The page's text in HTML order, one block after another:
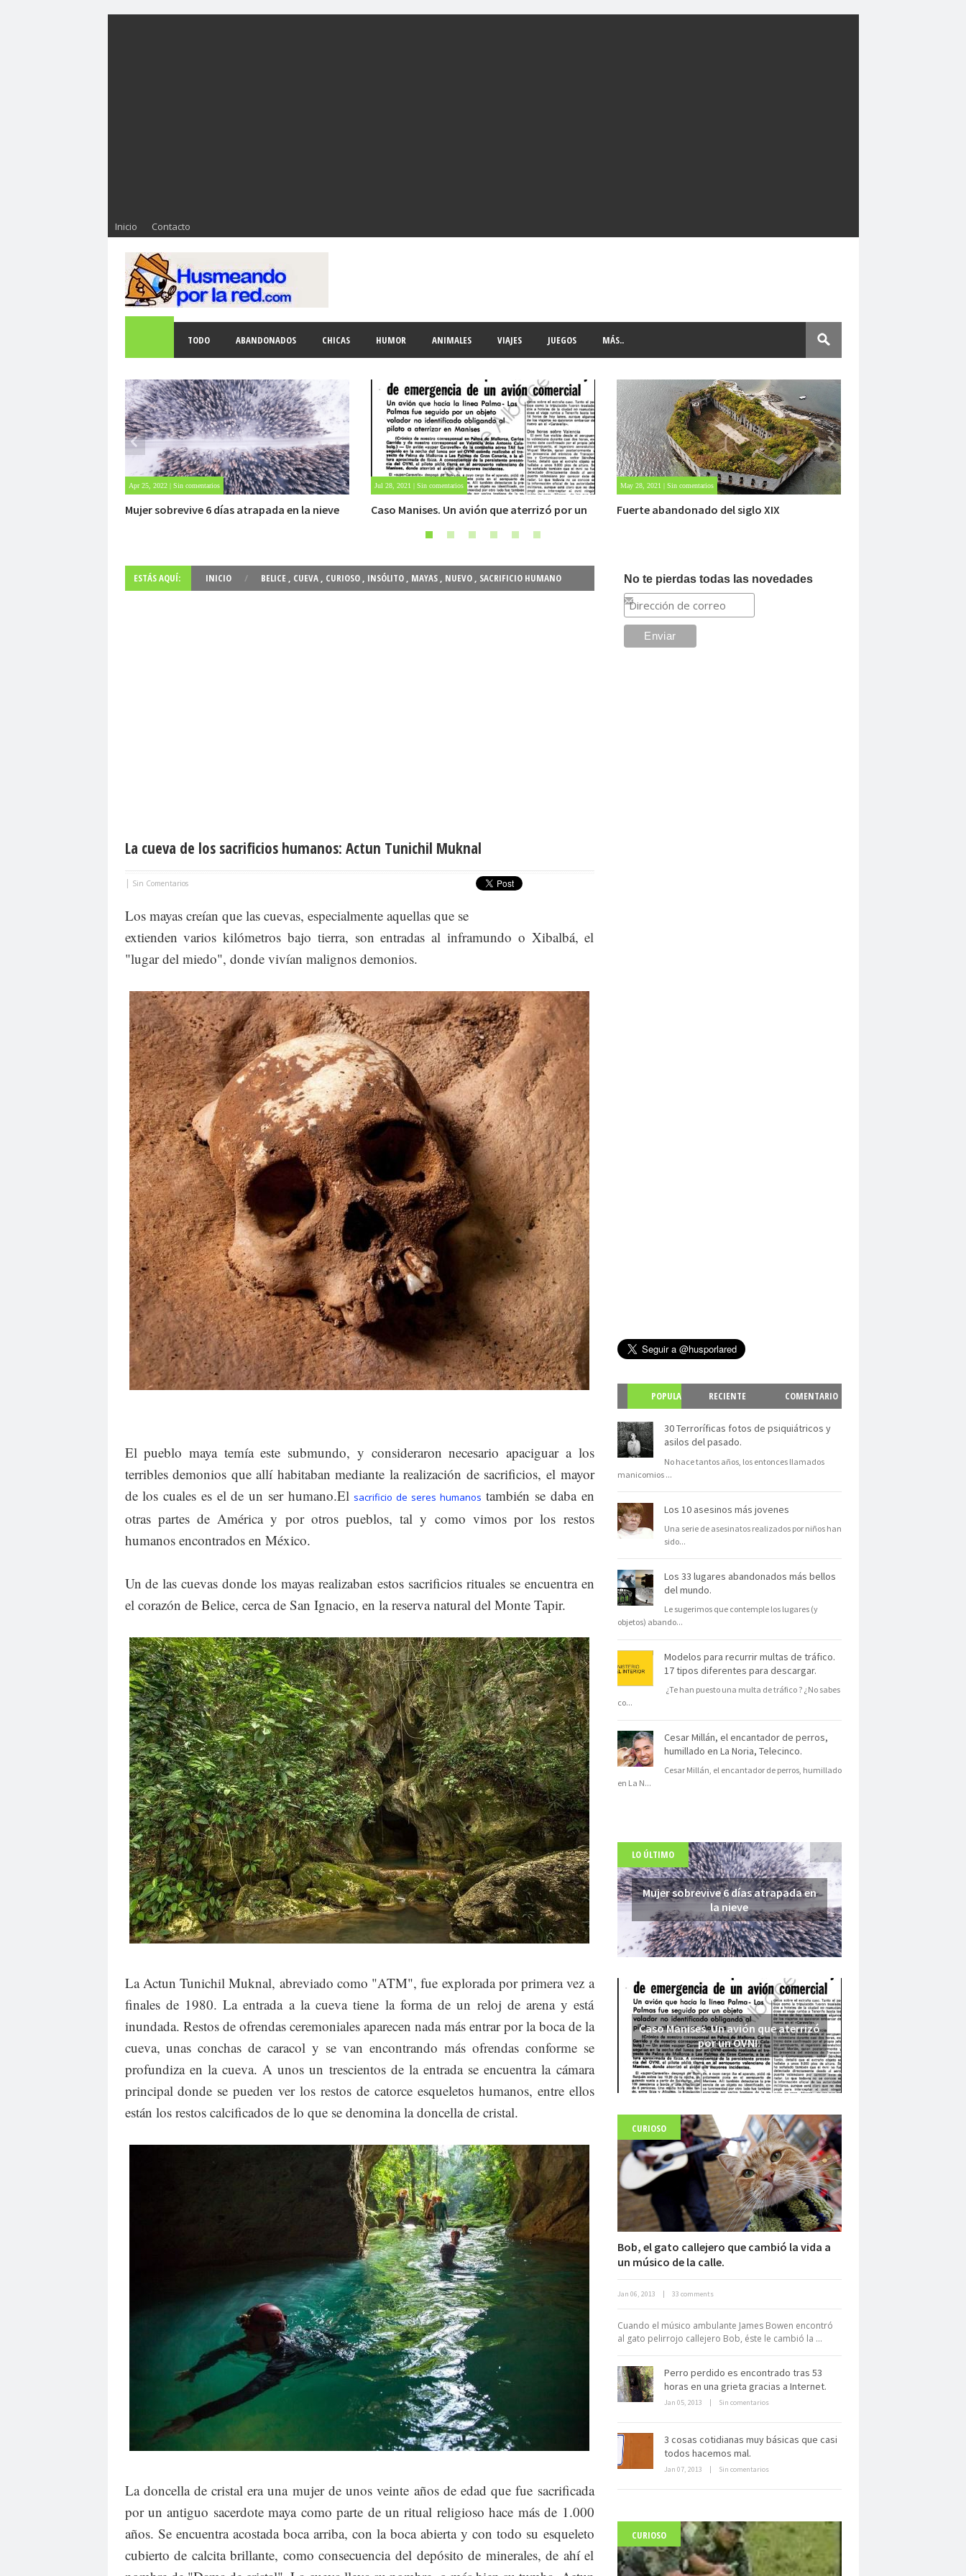
Inicio Contacto
TODO ABANDONADOS CHICAS HUMOR ANIMALES VIAJES JUEGOS MÁS..
6 días atrapada en la nieve
Jul 28, 2021 | Sin comentarios
Caso Manises. Un avión que aterrizó por un
May 28, 2021 | Sin comentarios
Fuerte abandonado del siglo XIX
Oct 23, 2020 | Sin comentarios
Dentro de un manicomio abandonado
ESTÁS AQUÍ: INICIO / BELICE , CUEVA , CURIOSO , INSÓLITO , MAYAS , NUEVO , SACRIFICIO HUMANO
La cueva de los sacrificios humanos: Actun Tunichil Muknal
| Sin Comentarios
Los mayas creían que las cuevas, especialmente aquellas que se
extienden varios kilómetros bajo tierra, son entradas al inframundo o Xibalbá, el
"lugar del miedo", donde vivían malignos demonios.
El pueblo maya temía este submundo, y consideraron necesario apaciguar a los
terribles demonios que allí habitaban mediante la realización de sacrificios, el mayor
de los cuales es el de un ser humano.El sacrificio de seres humanos también se daba en
otras partes de América y por otros pueblos, tal y como vimos por los restos
humanos encontrados en México.
Un de las cuevas donde los mayas realizaban estos sacrificios rituales se encuentra en
el corazón de Belice, cerca de San Ignacio, en la reserva natural del Monte Tapir.
La Actun Tunichil Muknal, abreviado como "ATM", fue explorada por primera vez a
finales de 1980. La entrada a la cueva tiene la forma de un reloj de arena y está
inundada. Restos de ofrendas ceremoniales aparecen nada más entrar por la boca de la
cueva, unas conchas de caracol y se van encontrando más ofrendas conforme se
profundiza en la cueva. A unos un trescientos de la entrada se encuentra la cámara
principal donde se pueden ver los restos de catorce esqueletos humanos, entre ellos
están los restos calcificados de lo que se denomina la doncella de cristal.
La doncella de cristal era una mujer de unos veinte años de edad que fue sacrificada
por un antiguo sacerdote maya como parte de un ritual religioso hace más de 1.000
años. Se encuentra acostada boca arriba, con la boca abierta y con todo su esqueleto
cubierto de calcita brillante, como consecuencia del depósito de minerales, de ahí el
No te pierdas todas las novedades
POPULA
R
RECIENTE
COMENTARIO
S
30 Terroríficas fotos de psiquiátricos y
asilos del pasado.
No hace tantos años, los entonces llamados
manicomios ...
Los 10 asesinos más jovenes
Una serie de asesinatos realizados por niños han
sido...
Los 33 lugares abandonados más bellos
del mundo.
Le sugerimos que contemple los lugares (y
objetos) abando...
Modelos para recurrir multas de tráfico.
17 tipos diferentes para descargar.
¿Te han puesto una multa de tráfico ? ¿No sabes
co...
Cesar Millán, el encantador de perros,
humillado en La Noria, Telecinco.
Cesar Millán, el encantador de perros, humillado
en La N...
LO ÚLTIMO
Mujer sobrevive 6 días atrapada en
la nieve
Caso Manises. Un avión que aterrizó
por un OVNI.
Fuerte abandonado del siglo XIX
Neuromarketing: el uso de la
electrónico
Dentro de un manicomio
abandonado
Carlo Acutis, el beato incorrupto de
CURIOSO
Bob, el gato callejero que cambió la vida a
un músico de la calle.
Jan 06, 2013 | 33 comments
Cuando el músico ambulante James Bowen encontró
al gato pelirrojo callejero Bob, éste le cambió la ...
Perro perdido es encontrado tras 53
horas en una grieta gracias a Internet.
Jan 05, 2013 | Sin comentarios
3 cosas cotidianas muy básicas que casi
todos hacemos mal.
Jan 07, 2013 | Sin comentarios
CURIOSO